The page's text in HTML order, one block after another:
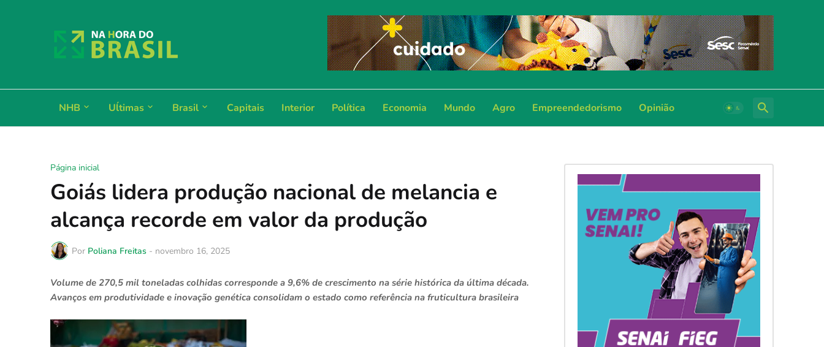
NHB Uĺtimas Brasil Capitais Interior Política Economia Mundo Agro Empreendedorismo Opinião
Página inicial
Goiás lidera produção nacional de melancia e
alcança recorde em valor da produção
Por Poliana Freitas - novembro 16, 2025
Volume de 270,5 mil toneladas colhidas corresponde a 9,6% de crescimento na série histórica da última década.
Avanços em produtividade e inovação genética consolidam o estado como referência na fruticultura brasileira